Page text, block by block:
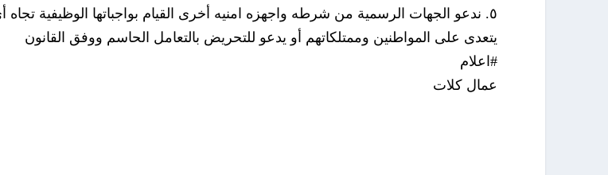
٥. ندعو الجهات الرسمية من شرطه واجهزه امنيه أخرى القيام بواجباتها الوظيفية
يتعدى على المواطنين وممتلكاتهم أو يدعو للتحريض بالتعامل الحاسم ووفق القانون
#اعلام
عمال كلات